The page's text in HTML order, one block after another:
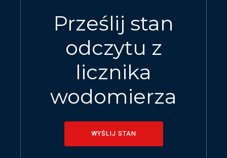
Prześlij stan
odczytu z
licznika
wodomierza
WYŚLIJ STAN